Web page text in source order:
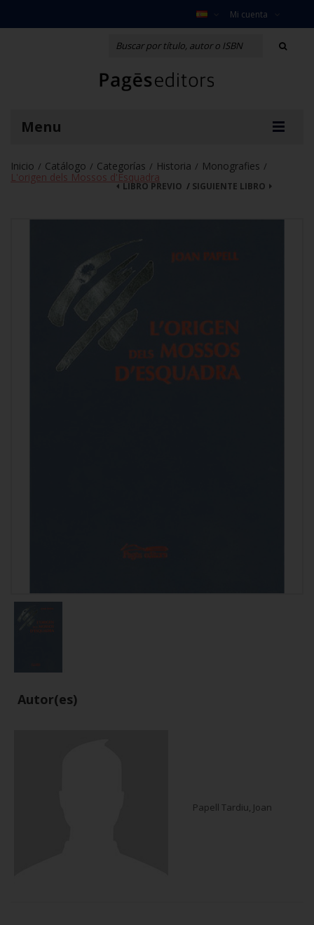
Mi cuenta
Menu
Inicio / Catálogo / Categorías / Historia / Monografies /
L'origen dels Mossos d'Esquadra
SIGUIENTE LIBRO
LIBRO PREVIO /
Autor(es)
Papell Tardiu, Joan